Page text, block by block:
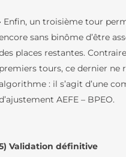
• Enfin, un troisième tour
sans binôme d’être
places restantes.
premiers tours, ce dernier ne
: il s’agit d’une
AEFE – BPEO.
Validation définitive